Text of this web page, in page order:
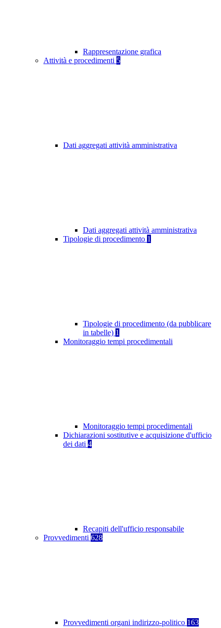
Rappresentazione grafica
Attività e procedimenti 5
Dati aggregati attività amministrativa
Dati aggregati attività amministrativa
Tipologie di procedimento 1
Tipologie di procedimento (da pubblicare
in tabelle) 1
Monitoraggio tempi procedimentali
Monitoraggio tempi procedimentali
Dichiarazioni sostitutive e acquisizione d'ufficio
dei dati 4
Recapiti dell'ufficio responsabile
Provvedimenti 628
Provvedimenti organi indirizzo-politico 163